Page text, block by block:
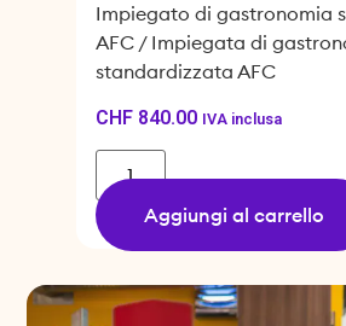
Impiegato di gastronomia
AFC / Impiegata di
standardizzata AFC
CHF840.00 IVA inclusa
Aggiungi al carrello